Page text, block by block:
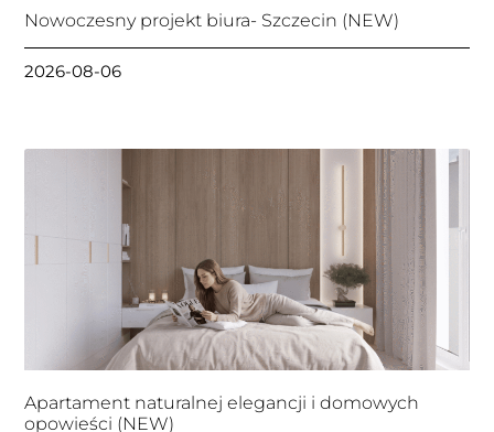
Nowoczesny projekt biura- Szczecin (NEW)
2026-08-06
Apartament naturalnej elegancji i domowych
opowieści (NEW)